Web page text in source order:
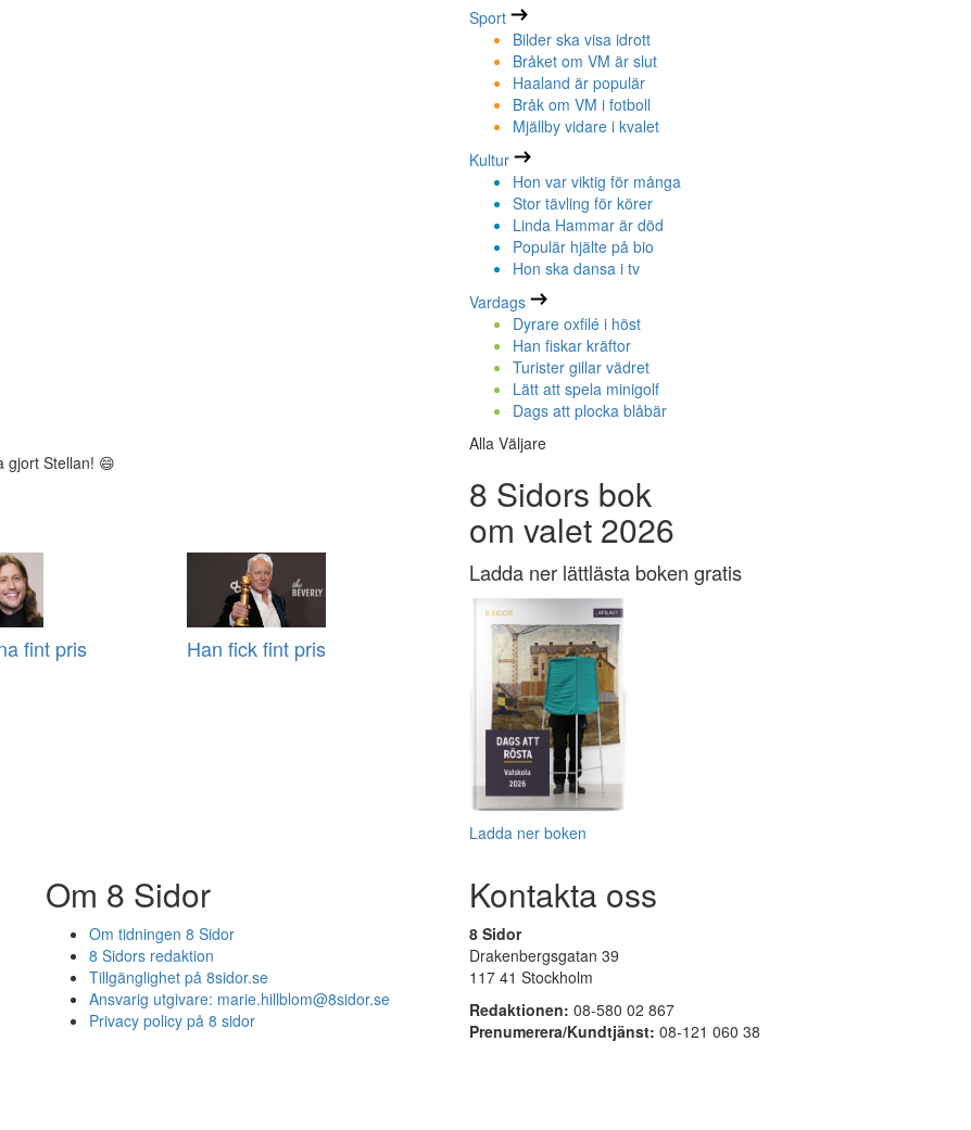
gjort Stellan! 😄
fint pris Han fick fint pris
Sport
Bilder ska visa idrott
Bråket om VM är slut
Haaland är populär
Bråk om VM i fotboll
Mjällby vidare i kvalet
Kultur
Hon var viktig för många
Stor tävling för körer
Linda Hammar är död
Populär hjälte på bio
Hon ska dansa i tv
Vardags
Dyrare oxfilé i höst
Han fiskar kräftor
Turister gillar vädret
Lätt att spela minigolf
Dags att plocka blåbär
Alla Väljare
8 Sidors bok
om valet 2026
Ladda ner lättlästa boken gratis
Ladda ner boken
Om 8 Sidor
Om tidningen 8 Sidor
8 Sidors redaktion
Tillgänglighet på 8sidor.se
Ansvarig utgivare: marie.hillblom@8sidor.se
Privacy policy på 8 sidor
Kontakta oss
8 Sidor
Drakenbergsgatan 39
117 41 Stockholm
Redaktionen: 08-580 02 867
Prenumerera/Kundtjänst: 08-121 060 38